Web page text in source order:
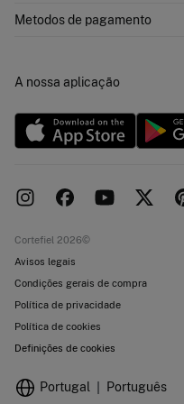
Cartão de pagamento
Trocas, devoluções e desistência
Trabalha connosco
Metodos de pagamento
A nossa aplicação
Cortefiel 2026©
Avisos legais
Condições gerais de compra
Política de privacidade
Política de cookies
Definições de cookies
Portugal Português